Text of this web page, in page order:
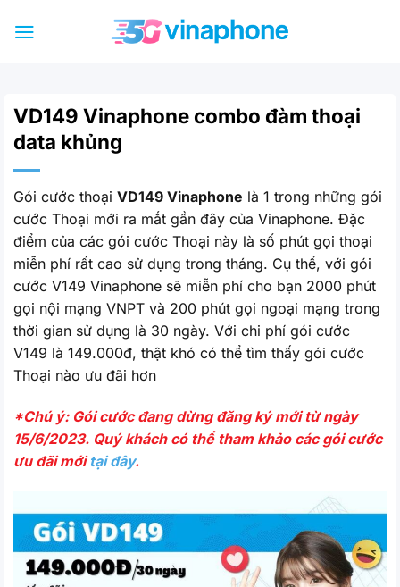
qua
VD149 Vinaphone combo đàm thoại
data khủng
Gói cước thoại VD149 Vinaphone là 1 trong những gói
cước Thoại mới ra mắt gần đây của Vinaphone. Đặc
điểm của các gói cước Thoại này là số phút gọi thoại
miễn phí rất cao sử dụng trong tháng. Cụ thể, với gói
cước V149 Vinaphone sẽ miễn phí cho bạn 2000 phút
gọi nội mạng VNPT và 200 phút gọi ngoại mạng trong
thời gian sử dụng là 30 ngày. Với chi phí gói cước
V149 là 149.000đ, thật khó có thể tìm thấy gói cước
Thoại nào ưu đãi hơn
*Chú ý: Gói cước đang dừng đăng ký mới từ ngày
15/6/2023. Quý khách có thể tham khảo các gói cước
ưu đãi mớitại đây.